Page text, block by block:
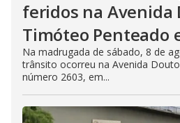
feridos na Avenida
Timóteo Penteado
Na madrugada de sábado, 8 de
trânsito ocorreu na Avenida
número 2603, em...